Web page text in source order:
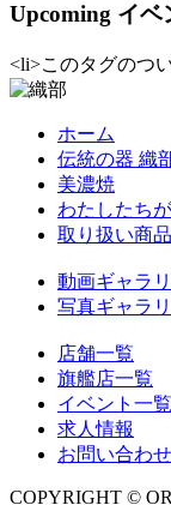
Upcoming イベ
<li>このタグのつ
ホーム
伝統の器 織
美濃焼
わたしたち
取り扱い商品
動画ギャラ
写真ギャラ
店舗一覧
旗艦店一覧
イベント一覧
求人情報
お問い合わせ
COPYRIGHT ©